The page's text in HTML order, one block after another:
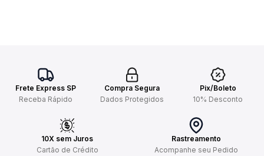
Frete Express SP
Receba Rápido
Compra Segura
Dados Protegidos
Pix/Boleto
10% Desconto
10X sem Juros
Cartão de Crédito
Rastreamento
Acompanhe seu Pedido